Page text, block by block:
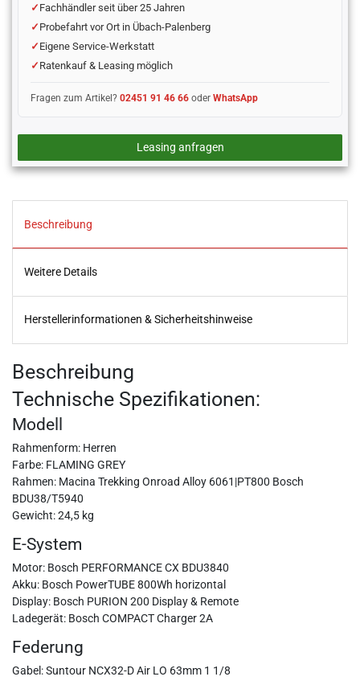
Fachhändler seit über 25 Jahren
Probefahrt vor Ort in Übach-Palenberg
Eigene Service-Werkstatt
Ratenkauf & Leasing möglich
Fragen zum Artikel?02451 91 46 66 oderWhatsApp
Leasing anfragen
Beschreibung
Weitere Details
Herstellerinformationen & Sicherheitshinweise
Beschreibung
Technische Spezifikationen:
Modell
Rahmenform: Herren
Farbe: FLAMING GREY
Rahmen: Macina Trekking Onroad Alloy 6061|PT800 Bosch
BDU38/T5940
Gewicht: 24,5 kg
E-System
Motor: Bosch PERFORMANCE CX BDU3840
Akku: Bosch PowerTUBE 800Wh horizontal
Display: Bosch PURION 200 Display & Remote
Ladegerät: Bosch COMPACT Charger 2A
Federung
Gabel: Suntour NCX32-D Air LO 63mm 1 1/8